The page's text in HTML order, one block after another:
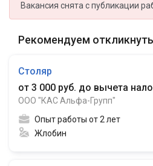
Вакансия снята с публикации
Рекомендуем
Столяр
от 3 000 руб. до вычета
ООО "КАС Альфа-Групп"
Опыт работы от 2 лет
Жлобин